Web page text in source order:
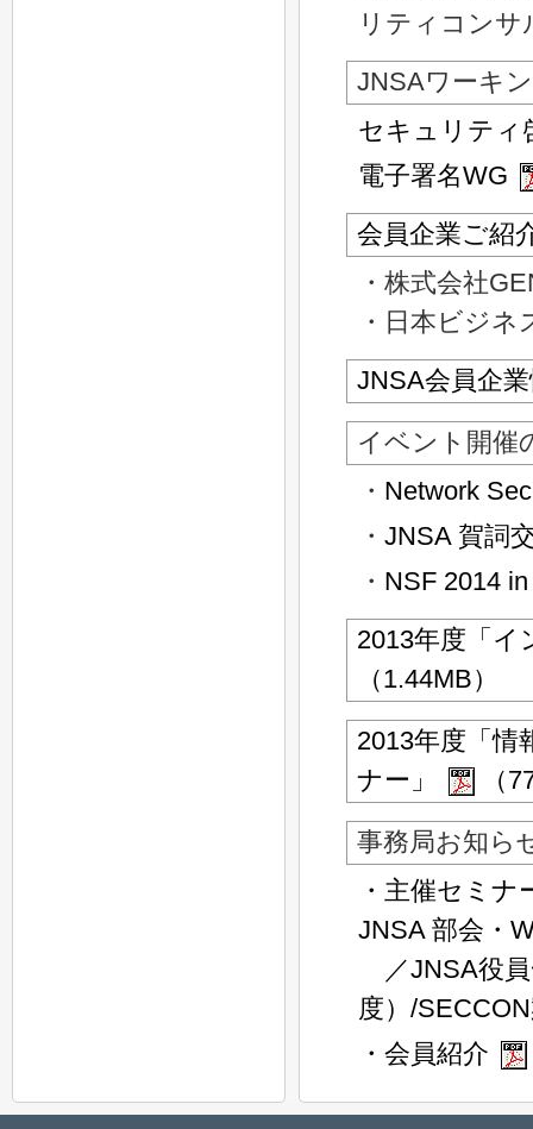
リティコン
JNSAワーキ
セキュリティ
電子署名WG
会員企業ご紹
・株式会社
・日本ビジ
JNSA会員企
イベント開催
・ Network
・ JNSA 賀詞
・ NSF 2014
2013年度「イ
（1.44MB）
2013年度「情
ナー」
（
事務局お知ら
・主催セミ
JNSA 部会・
／JNSA役員
度）/
・会員紹介